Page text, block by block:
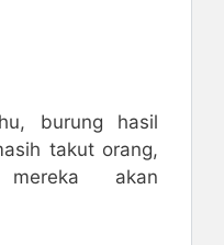
burung hasil
takut orang,
akan